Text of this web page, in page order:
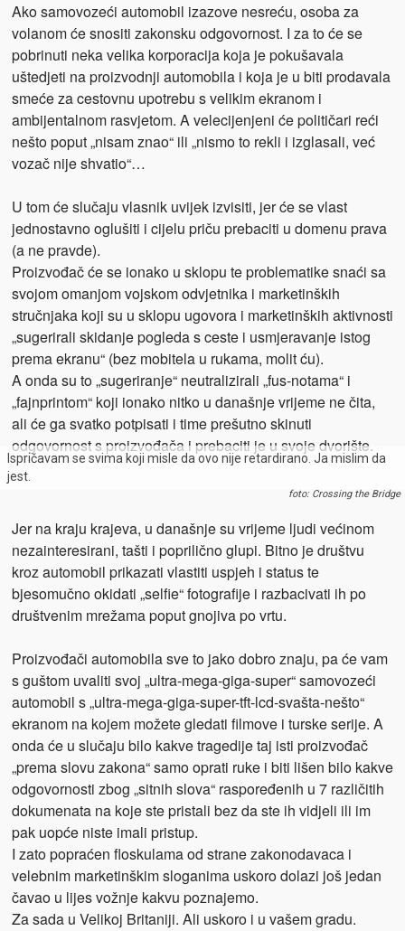
Ako samovozeći automobil izazove nesreću, osoba za
volanom će snositi zakonsku odgovornost. I za to će se
pobrinuti neka velika korporacija koja je pokušavala
uštedjeti na proizvodnji automobila i koja je u biti prodavala
smeće za cestovnu upotrebu s velikim ekranom i
ambijentalnom rasvjetom. A velecijenjeni će političari reći
nešto poput „nisam znao“ ili „nismo to rekli i izglasali, već
vozač nije shvatio“…
U tom će slučaju vlasnik uvijek izvisiti, jer će se vlast
jednostavno oglušiti i cijelu priču prebaciti u domenu prava
(a ne pravde).
Proizvođač će se ionako u sklopu te problematike snaći sa
svojom omanjom vojskom odvjetnika i marketinških
stručnjaka koji su u sklopu ugovora i marketinških aktivnosti
„sugerirali skidanje pogleda s ceste i usmjeravanje istog
prema ekranu“ (bez mobitela u rukama, molit ću).
A onda su to „sugeriranje“ neutralizirali „fus-notama“ i
„fajnprintom“ koji ionako nitko u današnje vrijeme ne čita,
ali će ga svatko potpisati i time prešutno skinuti
odgovornost s proizvođača i prebaciti je u svoje dvorište.
Ispričavam se svima koji misle da ovo nije retardirano. Ja mislim da
jest.
foto: Crossing the Bridge
Jer na kraju krajeva, u današnje su vrijeme ljudi većinom
nezainteresirani, tašti i poprilično glupi. Bitno je društvu
kroz automobil prikazati vlastiti uspjeh i status te
bjesomučno okidati „selfie“ fotografije i razbacivati ih po
društvenim mrežama poput gnojiva po vrtu.
Proizvođači automobila sve to jako dobro znaju, pa će vam
s guštom uvaliti svoj „ultra-mega-giga-super“ samovozeći
automobil s „ultra-mega-giga-super-tft-lcd-svašta-nešto“
ekranom na kojem možete gledati filmove i turske serije. A
onda će u slučaju bilo kakve tragedije taj isti proizvođač
„prema slovu zakona“ samo oprati ruke i biti lišen bilo kakve
odgovornosti zbog „sitnih slova“ raspoređenih u 7 različitih
dokumenata na koje ste pristali bez da ste ih vidjeli ili im
pak uopće niste imali pristup.
I zato popraćen floskulama od strane zakonodavaca i
velebnim marketinškim sloganima uskoro dolazi još jedan
čavao u lijes vožnje kakvu poznajemo.
Za sada u Velikoj Britaniji. Ali uskoro i u vašem gradu.